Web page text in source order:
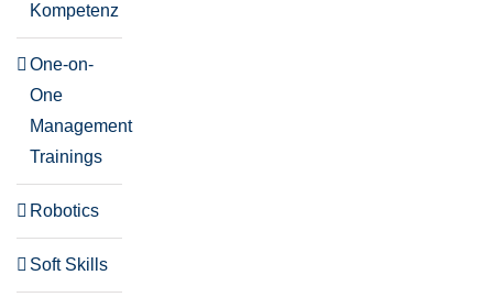
Kompetenz
One-on-
One
Management
Trainings
Robotics
Soft Skills